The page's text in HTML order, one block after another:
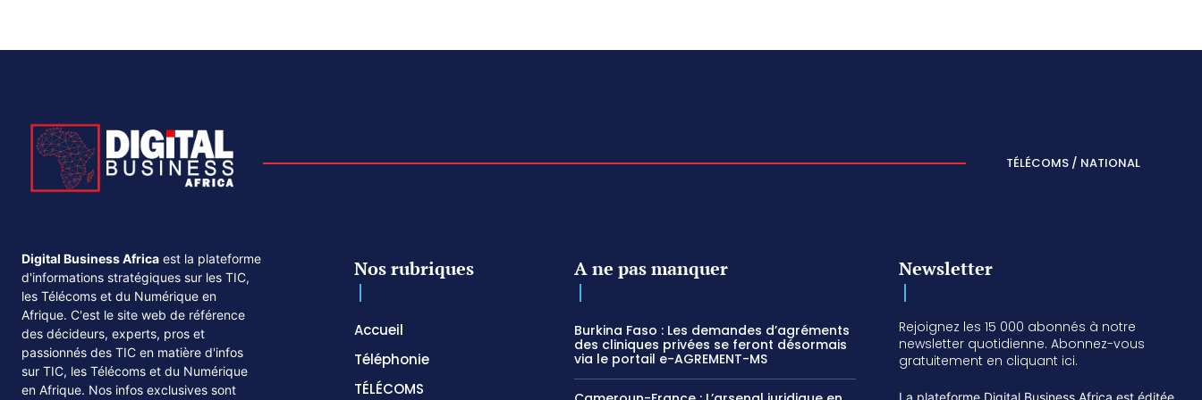
TÉLÉCOMS / NATIONAL
Digital Business Africa est la plateforme
d'informations stratégiques sur les TIC,
les Télécoms et du Numérique en
Afrique. C'est le site web de référence
des décideurs, experts, pros et
passionnés des TIC en matière d'infos
sur TIC, les Télécoms et du Numérique
en Afrique. Nos infos exclusives sont
Nos rubriques
Accueil
Téléphonie
TÉLÉCOMS
A ne pas manquer
Burkina Faso : Les demandes d’agréments
des cliniques privées se feront désormais
via le portail e-AGREMENT-MS
Newsletter
Rejoignez les 15 000 abonnés à notre
newsletter quotidienne. Abonnez-vous
gratuitement en cliquant ici.